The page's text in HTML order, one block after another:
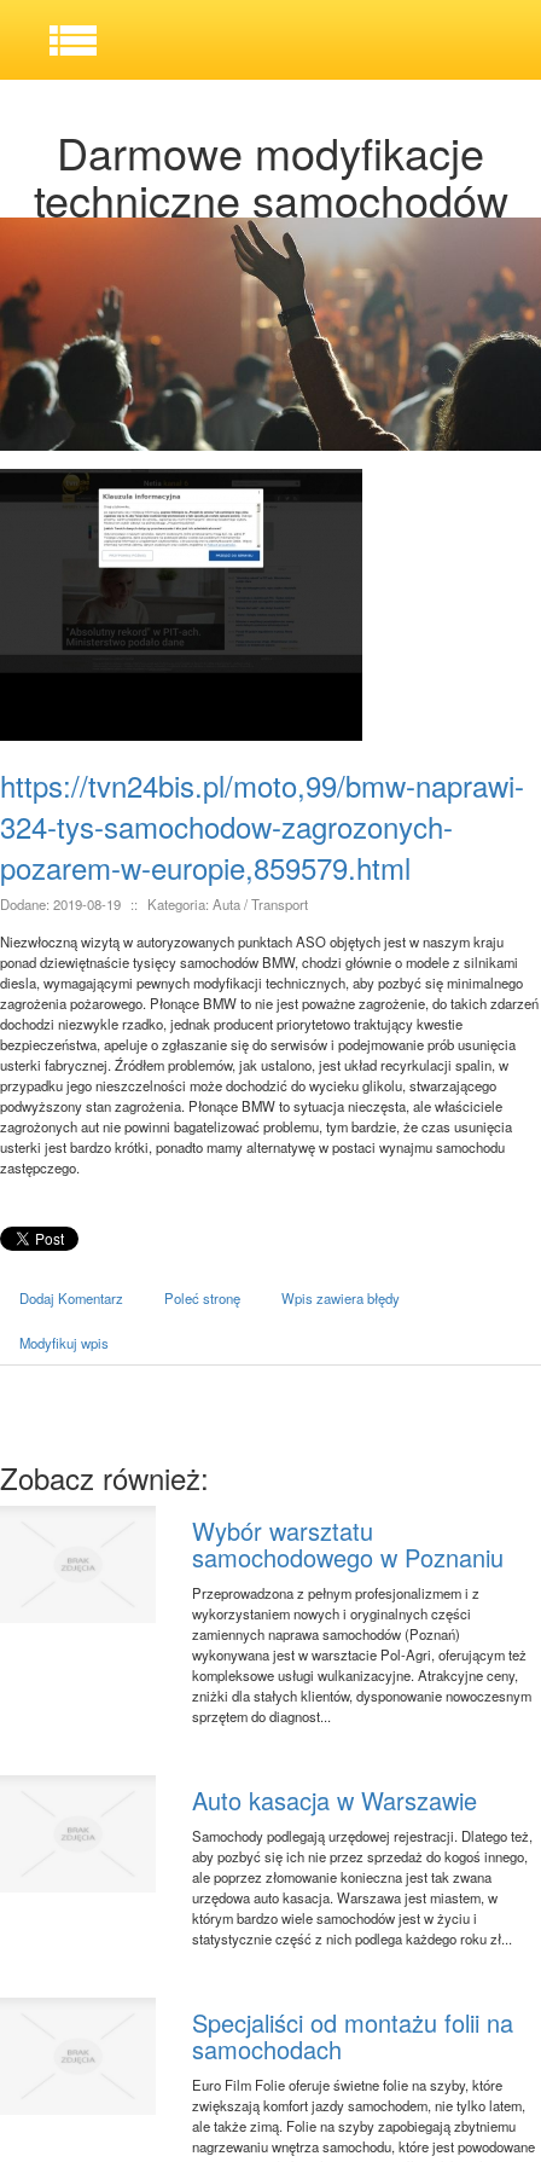
Darmowe modyfikacje
techniczne samochodów
BMW
https://tvn24bis.pl/moto,99/bmw-naprawi-
324-tys-samochodow-zagrozonych-
pozarem-w-europie,859579.html
Dodane: 2019-08-19 ::
Kategoria: Auta / Transport
Niezwłoczną wizytą w autoryzowanych punktach ASO objętych jest w naszym kraju
ponad dziewiętnaście tysięcy samochodów BMW, chodzi głównie o modele z silnikami
diesla, wymagającymi pewnych modyfikacji technicznych, aby pozbyć się minimalnego
zagrożenia pożarowego. Płonące BMW to nie jest poważne zagrożenie, do takich zdarzeń
dochodzi niezwykle rzadko, jednak producent priorytetowo traktujący kwestie
bezpieczeństwa, apeluje o zgłaszanie się do serwisów i podejmowanie prób usunięcia
usterki fabrycznej. Źródłem problemów, jak ustalono, jest układ recyrkulacji spalin, w
przypadku jego nieszczelności może dochodzić do wycieku glikolu, stwarzającego
podwyższony stan zagrożenia. Płonące BMW to sytuacja nieczęsta, ale właściciele
zagrożonych aut nie powinni bagatelizować problemu, tym bardzie, że czas usunięcia
usterki jest bardzo krótki, ponadto mamy alternatywę w postaci wynajmu samochodu
zastępczego.
Dodaj Komentarz Poleć stronę Wpis zawiera błędy
Modyfikuj wpis
Zobacz również:
Wybór warsztatu
samochodowego w Poznaniu
Przeprowadzona z pełnym profesjonalizmem i z
wykorzystaniem nowych i oryginalnych części
zamiennych naprawa samochodów (Poznań)
wykonywana jest w warsztacie Pol-Agri, oferującym też
kompleksowe usługi wulkanizacyjne. Atrakcyjne ceny,
zniżki dla stałych klientów, dysponowanie nowoczesnym
sprzętem do diagnost...
Auto kasacja w Warszawie
Samochody podlegają urzędowej rejestracji. Dlatego też,
aby pozbyć się ich nie przez sprzedaż do kogoś innego,
ale poprzez złomowanie konieczna jest tak zwana
urzędowa auto kasacja. Warszawa jest miastem, w
którym bardzo wiele samochodów jest w życiu i
statystycznie część z nich podlega każdego roku zł...
Specjaliści od montażu folii na
samochodach
Euro Film Folie oferuje świetne folie na szyby, które
zwiększają komfort jazdy samochodem, nie tylko latem,
ale także zimą. Folie na szyby zapobiegają zbytniemu
nagrzewaniu wnętrza samochodu, które jest powodowane